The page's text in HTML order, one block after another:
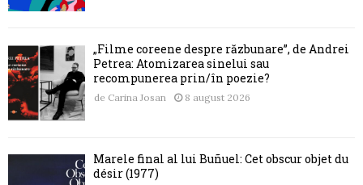
„Filme coreene despre răzbunare”, de Andrei
Petrea: Atomizarea sinelui sau
recompunerea prin/în poezie?
de Carina Josan 8 august 2026
Marele final al lui Buñuel: Cet obscur objet du
désir (1977)